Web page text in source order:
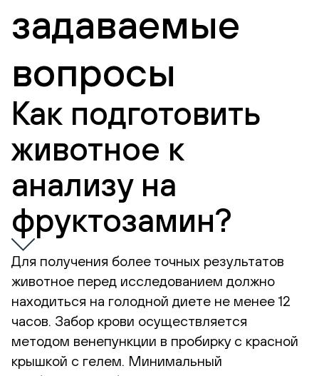
задаваемые
вопросы
Как подготовить
животное к
анализу на
фруктозамин?
Для получения более точных результатов
животное перед исследованием должно
находиться на голодной диете не менее 12
часов. Забор крови осуществляется
методом венепункции в пробирку с красной
крышкой с гелем. Минимальный